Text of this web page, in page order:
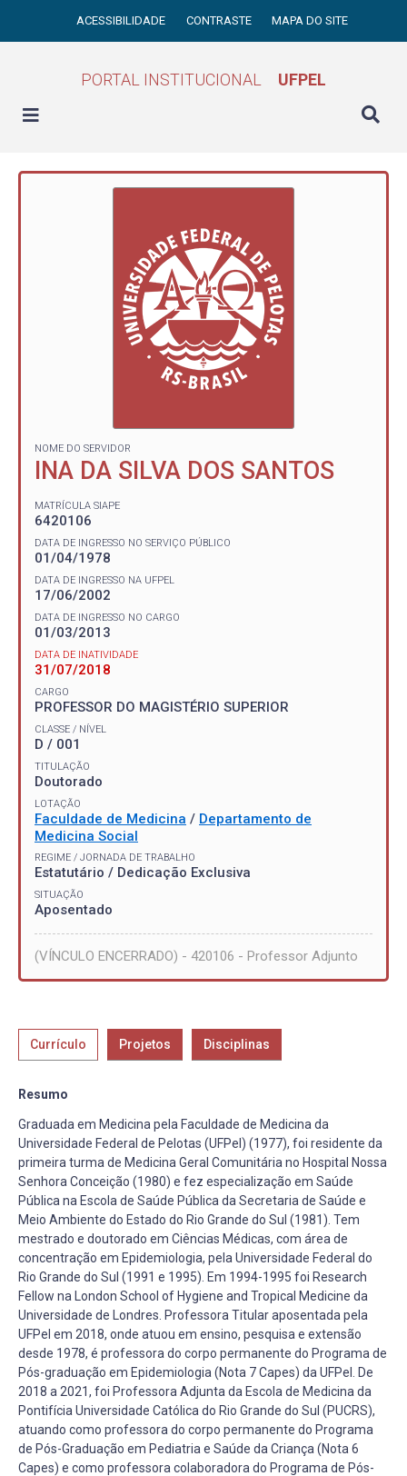
ACESSIBILIDADE CONTRASTE MAPA DO SITE
PORTAL INSTITUCIONAL UFPEL
NOME DO SERVIDOR
INA DA SILVA DOS SANTOS
MATRÍCULA SIAPE
6420106
DATA DE INGRESSO NO SERVIÇO PÚBLICO
01/04/1978
DATA DE INGRESSO NA UFPEL
17/06/2002
DATA DE INGRESSO NO CARGO
01/03/2013
DATA DE INATIVIDADE
31/07/2018
CARGO
PROFESSOR DO MAGISTÉRIO SUPERIOR
CLASSE / NÍVEL
D / 001
TITULAÇÃO
Doutorado
LOTAÇÃO
Faculdade de Medicina / Departamento de
Medicina Social
REGIME / JORNADA DE TRABALHO
Estatutário / Dedicação Exclusiva
SITUAÇÃO
Aposentado
(VÍNCULO ENCERRADO) - 420106 - Professor Adjunto
Currículo Projetos Disciplinas
Resumo
Graduada em Medicina pela Faculdade de Medicina da
Universidade Federal de Pelotas (UFPel) (1977), foi residente da
primeira turma de Medicina Geral Comunitária no Hospital Nossa
Senhora Conceição (1980) e fez especialização em Saúde
Pública na Escola de Saúde Pública da Secretaria de Saúde e
Meio Ambiente do Estado do Rio Grande do Sul (1981). Tem
mestrado e doutorado em Ciências Médicas, com área de
concentração em Epidemiologia, pela Universidade Federal do
Rio Grande do Sul (1991 e 1995). Em 1994-1995 foi Research
Fellow na London School of Hygiene and Tropical Medicine da
Universidade de Londres. Professora Titular aposentada pela
UFPel em 2018, onde atuou em ensino, pesquisa e extensão
desde 1978, é professora do corpo permanente do Programa de
Pós-graduação em Epidemiologia (Nota 7 Capes) da UFPel. De
2018 a 2021, foi Professora Adjunta da Escola de Medicina da
Pontifícia Universidade Católica do Rio Grande do Sul (PUCRS),
atuando como professora do corpo permanente do Programa
de Pós-Graduação em Pediatria e Saúde da Criança (Nota 6
Capes) e como professora colaboradora do Programa de Pós-